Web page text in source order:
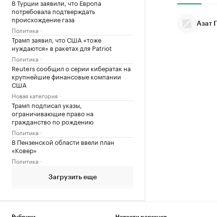
В Турции заявили, что Европа
потребовала подтверждать
происхождение газа
Политика
Трамп заявил, что США «тоже
нуждаются» в ракетах для Patriot
Политика
Reuters сообщил о серии кибератак на
крупнейшие финансовые компании
США
Новая категория
Трамп подписал указы,
ограничивающие право на
гражданство по рождению
Политика
В Пензенской области ввели план
«Ковер»
Политика
Загрузить еще
Азат